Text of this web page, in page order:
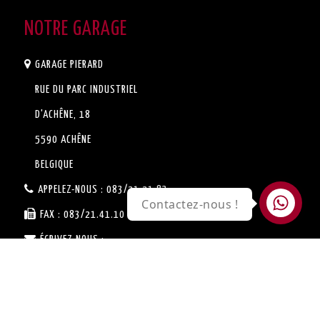
NOTRE GARAGE
GARAGE PIERARD
RUE DU PARC INDUSTRIEL
D'ACHÊNE, 18
5590 ACHÊNE
BELGIQUE
APPELEZ-NOUS : 083/21.21.83
FAX : 083/21.41.10
ÉCRIVEZ-NOUS :
Contactez-nous !